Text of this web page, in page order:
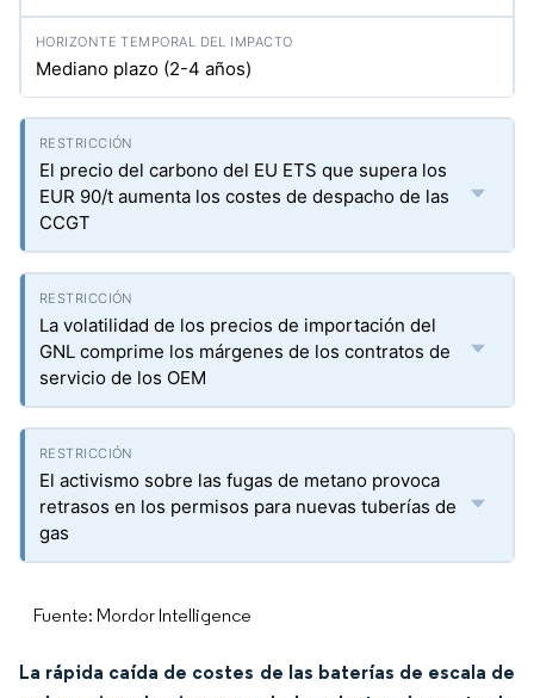
Mediano plazo (2-4 años)
El precio del carbono del EU ETS que supera los
EUR 90/t aumenta los costes de despacho de las
CCGT
La volatilidad de los precios de importación del
GNL comprime los márgenes de los contratos de
servicio de los OEM
El activismo sobre las fugas de metano provoca
retrasos en los permisos para nuevas tuberías de
gas
Fuente: Mordor Intelligence
La rápida caída de costes de las baterías de escala de